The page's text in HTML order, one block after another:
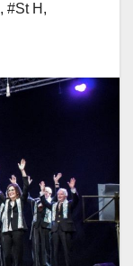
, #St H ,